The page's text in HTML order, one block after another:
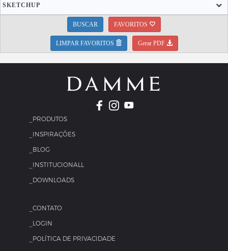
SKETCHUP
BUSCAR FAVORITOS
LIMPAR FAVORITOS Gerar PDF
_PRODUTOS
_INSPIRAÇÕES
_BLOG
_INSTITUCIONALL
_DOWNLOADS
_CONTATO
_LOGIN
_POLÍTICA DE PRIVACIDADE